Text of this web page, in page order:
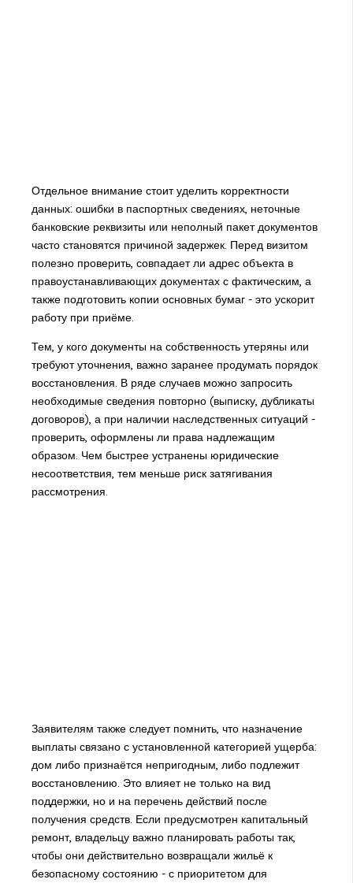
Отдельное внимание стоит уделить корректности
данных: ошибки в паспортных сведениях, неточные
банковские реквизиты или неполный пакет документов
часто становятся причиной задержек. Перед визитом
полезно проверить, совпадает ли адрес объекта в
правоустанавливающих документах с фактическим, а
также подготовить копии основных бумаг - это ускорит
работу при приёме.
Тем, у кого документы на собственность утеряны или
требуют уточнения, важно заранее продумать порядок
восстановления. В ряде случаев можно запросить
необходимые сведения повторно (выписку, дубликаты
договоров), а при наличии наследственных ситуаций -
проверить, оформлены ли права надлежащим
образом. Чем быстрее устранены юридические
несоответствия, тем меньше риск затягивания
рассмотрения.
Заявителям также следует помнить, что назначение
выплаты связано с установленной категорией ущерба:
дом либо признаётся непригодным, либо подлежит
восстановлению. Это влияет не только на вид
поддержки, но и на перечень действий после
получения средств. Если предусмотрен капитальный
ремонт, владельцу важно планировать работы так,
чтобы они действительно возвращали жильё к
безопасному состоянию - с приоритетом для